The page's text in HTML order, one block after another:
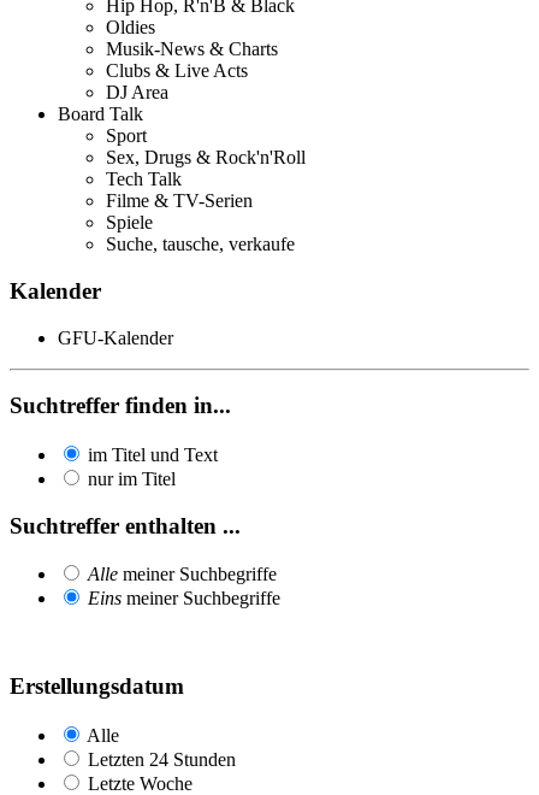
Hip Hop, R'n'B & Black
Oldies
Musik-News & Charts
Clubs & Live Acts
DJ Area
Board Talk
Sport
Sex, Drugs & Rock'n'Roll
Tech Talk
Filme & TV-Serien
Spiele
Suche, tausche, verkaufe
Kalender
GFU-Kalender
Suchtreffer finden in...
im Titel und Text
nur im Titel
Suchtreffer enthalten ...
Alle meiner Suchbegriffe
Eins meiner Suchbegriffe
Erstellungsdatum
Alle
Letzten 24 Stunden
Letzte Woche